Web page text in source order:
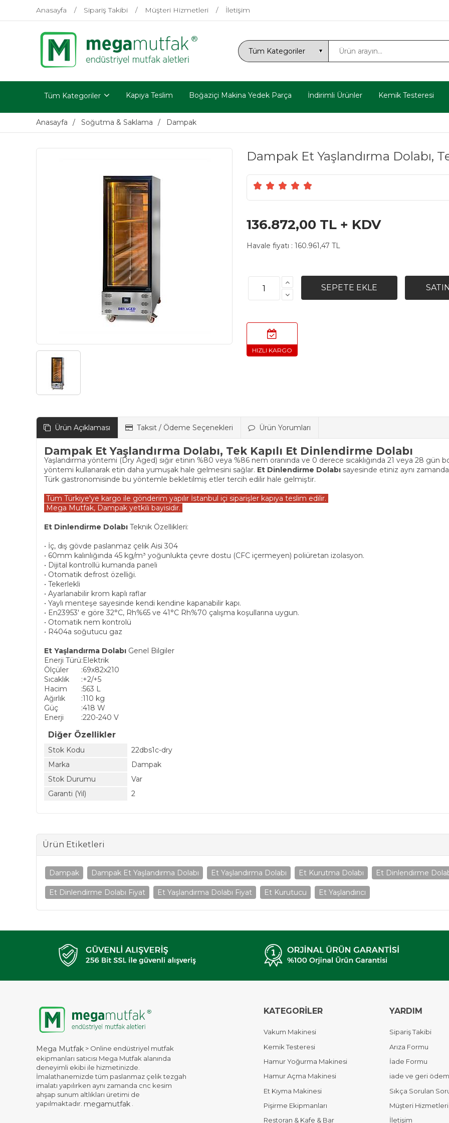
Anasayfa Sipariş Takibi Müşteri Hizmetleri İletişim
Tüm Kategoriler Kapıya Teslim Boğaziçi Makina Yedek Parça İndirimli Ürünler Kemik Testeresi
Anasayfa Soğutma & Saklama Dampak
Dampak Et Yaşlandırma Dolabı,
136.872,00 TL + KDV
Havale fiyatı : 160.961,47 TL
Ürün Açıklaması Taksit / Ödeme Seçenekleri Ürün Yorumları
Dampak Et Yaşlandırma Dolabı, Tek Kapılı Et Dinlendirme Dolabı
Yaşlandırma yöntemi (Dry Aged) sığır etinin %80 veya %86 nem oranında ve 0 derece sıcaklığında 21 veya 28 gün
yöntemi kullanarak etin daha yumuşak hale gelmesini sağlar. Et Dinlendirme Dolabı sayesinde etiniz aynı
Türk gastronomisinde bu yöntemle bekletilmiş etler tercih edilir hale gelmiştir.
Tüm Türkiye'ye kargo ile gönderim yapılır İstanbul içi siparişler kapıya teslim edilir.
Mega Mutfak, Dampak yetkili bayisidir.
Et Dinlendirme Dolabı Teknik Özellikleri:
• İç, dış gövde paslanmaz çelik Aisi 304
• 60mm kalınlığında 45 kg/m³ yoğunlukta çevre dostu (CFC içermeyen) poliüretan izolasyon.
• Dijital kontrollü kumanda paneli
• Otomatik defrost özelliği.
• Tekerlekli
• Ayarlanabilir krom kaplı raflar
• Yaylı menteşe sayesinde kendi kendine kapanabilir kapı.
• En23953' e göre 32°C, Rh%65 ve 41°C Rh%70 çalışma koşullarına uygun.
• Otomatik nem kontrolü
• R404a soğutucu gaz
Et Yaşlandırma Dolabı Genel Bilgiler
Enerji Türü:Elektrik
Ölçüler
:69x82x210
Sıcaklık
:+2/+5
Hacim
:563 L
Ağırlık
:110 kg
Güç
:418 W
Enerji
:220-240 V
Diğer Özellikler
Stok Kodu
22dbs1c-dry
Marka
Dampak
Stok Durumu
Var
Garanti (Yıl)
2
Ürün Etiketleri
Dampak Dampak Et Yaşlandırma Dolabı Et Yaşlandırma Dolabı Et Kurutma Dolabı Et Dinlendirme
Et Dinlendirme Dolabı Fiyat Et Yaşlandırma Dolabı Fiyat Et Kurutucu Et Yaşlandırıcı
Mega Mutfak > Online endüstriyel mutfak
ekipmanları satıcısı Mega Mutfak alanında
deneyimli ekibi ile hizmetinizde.
İmalathanemizde tüm paslanmaz çelik tezgah
imalatı yapılırken aynı zamanda cnc kesim
ahşap sunum altlıkları üretimi de
yapılmaktadır. megamutfak
KATEGORİLER
Vakum Makinesi
Kemik Testeresi
Hamur Yoğurma Makinesi
Hamur Açma Makinesi
Et Kıyma Makinesi
Pişirme Ekipmanları
Restoran & Kafe & Bar
YARDIM
Sipariş Takibi
Arıza Formu
İade Formu
iade ve geri
Sıkça Sorulan
Müşteri Hizmetleri
İletişim